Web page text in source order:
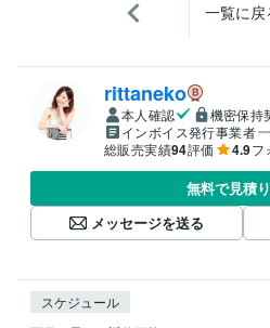
一覧に戻
rittaneko
本人確認 機密保持
インボイス発行事業者
総販売実績94評価 4.9フ
無料で見積
メッセージを送る
スケジュール